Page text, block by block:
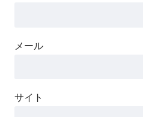
メール
サイト